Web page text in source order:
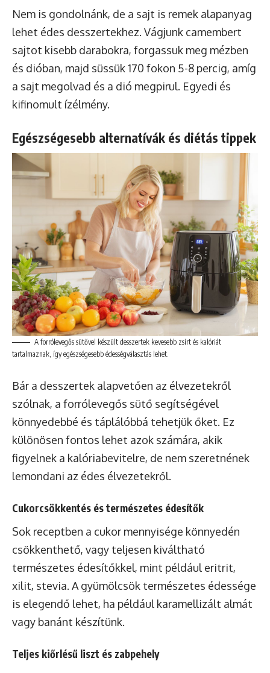
Nem is gondolnánk, de a sajt is remek alapanyag
lehet édes desszertekhez. Vágjunk camembert
sajtot kisebb darabokra, forgassuk meg mézben
és dióban, majd süssük 170 fokon 5-8 percig, amíg
a sajt megolvad és a dió megpirul. Egyedi és
kifinomult ízélmény.
Egészségesebb alternatívák és diétás tippek
A forrólevegős sütővel készült desszertek kevesebb zsírt és kalóriát
tartalmaznak, így egészségesebb édességválasztás lehet.
Bár a desszertek alapvetően az élvezetekről
szólnak, a forrólevegős sütő segítségével
könnyedebbé és táplálóbbá tehetjük őket. Ez
különösen fontos lehet azok számára, akik
figyelnek a kalóriabevitelre, de nem szeretnének
lemondani az édes élvezetekről.
Cukorcsökkentés és természetes édesítők
Sok receptben a cukor mennyisége könnyedén
csökkenthető, vagy teljesen kiváltható
természetes édesítőkkel, mint például eritrit,
xilit, stevia. A gyümölcsök természetes édessége
is elegendő lehet, ha például karamellizált almát
vagy banánt készítünk.
Teljes kiőrlésű liszt és zabpehely